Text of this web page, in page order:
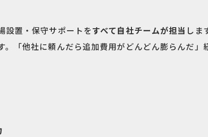
設置・保守サポートをすべて自社チームが担当 しま
「他社に頼んだら追加費用がどんどん膨らんだ